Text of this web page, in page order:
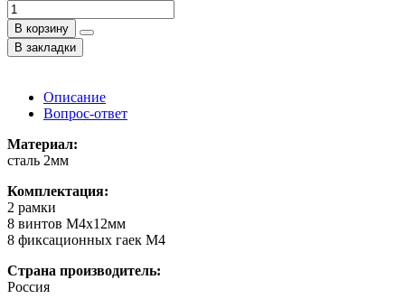
В корзину
В закладки
Описание
Вопрос-ответ
Материал:
сталь 2мм
Комплектация:
2 рамки
8 винтов M4x12мм
8 фиксационных гаек M4
Страна производитель:
Россия